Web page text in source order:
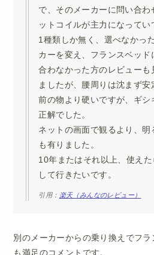
で、そのメーカーに問い合わ
ットコイルが主力になって
1種類しか無く、選べなかっ
カーを変え、フランスベッド
合わなかった方のレビューも
ましたが、腰周りは沈まず
前の物より硬いですが、ギ
正解でした。
ネットの画面で観るより、
も有りました。
10年またはそれ以上、使え
して行きたいです。
引用： 楽天（みんなのレビュー）
別のメーカーからの乗り換えでフ
も満足のコメントです。